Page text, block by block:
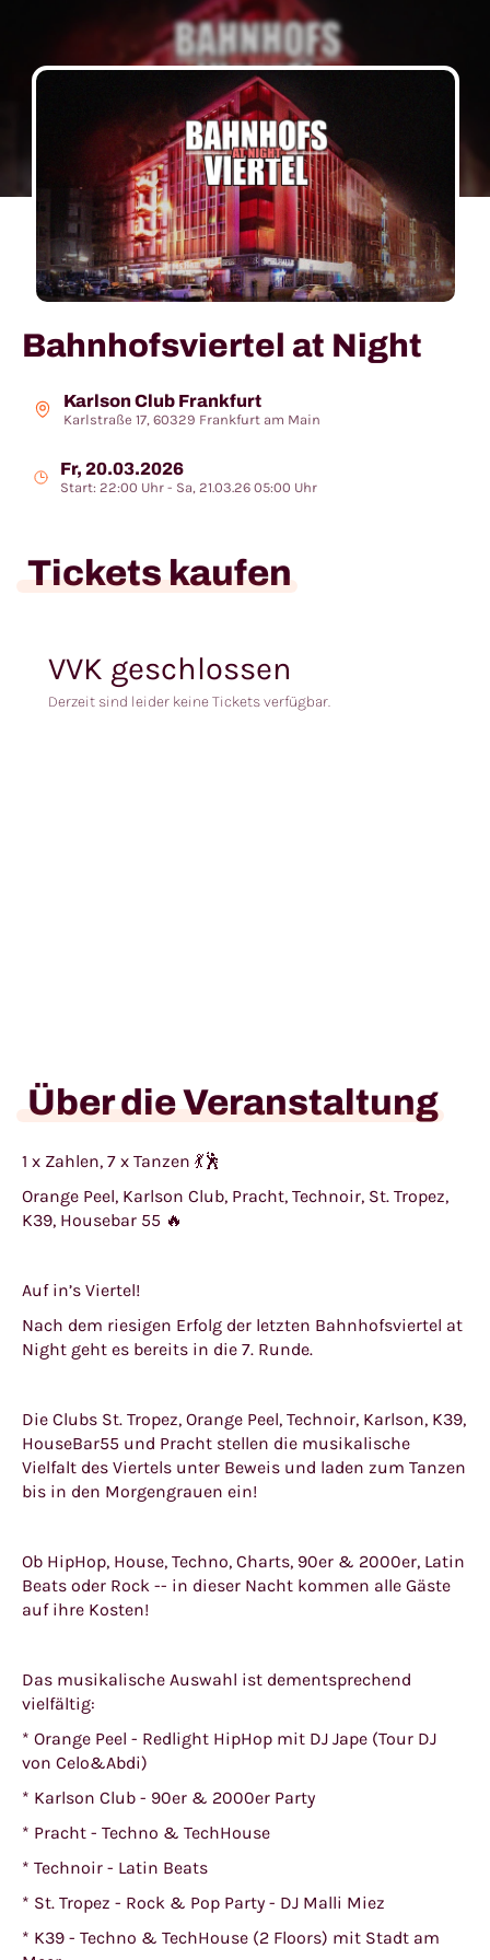
Bahnhofsviertel at Night
Karlson Club Frankfurt
Karlstraße 17, 60329 Frankfurt am Main
Fr, 20.03.2026
Start: 22:00 Uhr - Sa, 21.03.26 05:00 Uhr
Tickets kaufen
VVK geschlossen
Derzeit sind leider keine Tickets verfügbar.
Über die Veranstaltung
1 x Zahlen, 7 x Tanzen 💃🕺
Orange Peel, Karlson Club, Pracht, Technoir, St. Tropez,
K39, Housebar 55 🔥
Auf in’s Viertel!
Nach dem riesigen Erfolg der letzten Bahnhofsviertel at
Night geht es bereits in die 7. Runde.
Die Clubs St. Tropez, Orange Peel, Technoir, Karlson, K39,
HouseBar55 und Pracht stellen die musikalische
Vielfalt des Viertels unter Beweis und laden zum Tanzen
bis in den Morgengrauen ein!
Ob HipHop, House, Techno, Charts, 90er & 2000er, Latin
Beats oder Rock -- in dieser Nacht kommen alle Gäste
auf ihre Kosten!
Das musikalische Auswahl ist dementsprechend
vielfältig:
* Orange Peel - Redlight HipHop mit DJ Jape (Tour DJ
von Celo&Abdi)
* Karlson Club - 90er & 2000er Party
* Pracht - Techno & TechHouse
* Technoir - Latin Beats
* St. Tropez - Rock & Pop Party - DJ Malli Miez
* K39 - Techno & TechHouse (2 Floors) mit Stadt am